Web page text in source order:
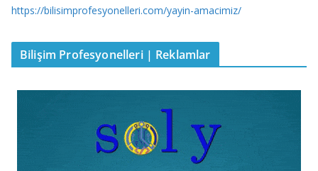
https://bilisimprofesyonelleri.com/yayin-amacimiz/
Bilişim Profesyonelleri | Reklamlar